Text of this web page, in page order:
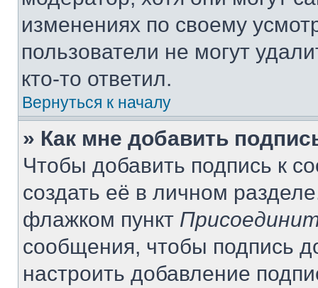
изменениях по своему
пользователи не могут
кто-то ответил.
Вернуться к началу
» Как мне добавить
Чтобы добавить подпись к
создать её в личном
флажком пункт
сообщения, чтобы подпись
настроить добавление